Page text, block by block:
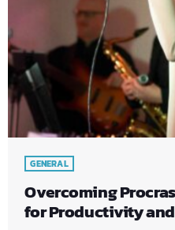
GENERAL
Overcoming
for Productivity and